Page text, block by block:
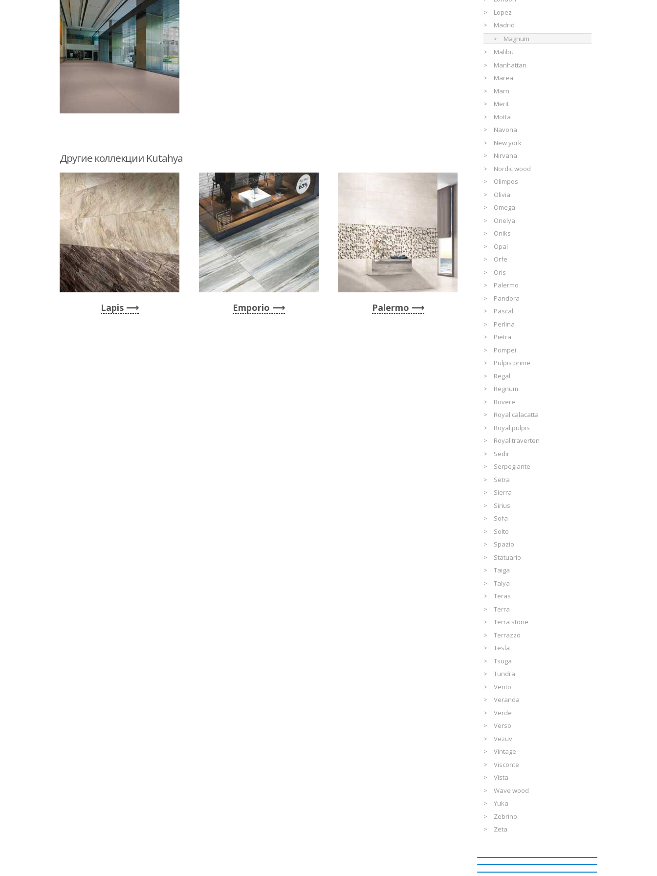
Другие коллекции Kutahya
Lapis Emporio Palermo
Lopez
Madrid
Magnum
Malibu
Manhattan
Marea
Marn
Merit
Motta
Navona
New york
Nirvana
Nordic wood
Olimpos
Olivia
Omega
Onelya
Oniks
Opal
Orfe
Oris
Palermo
Pandora
Pascal
Perlina
Pietra
Pompei
Pulpis prime
Regal
Regnum
Rovere
Royal calacatta
Royal pulpis
Royal traverten
Sedir
Serpegiante
Setra
Sierra
Sirius
Sofa
Solto
Spazio
Statuario
Taiga
Talya
Teras
Terra
Terra stone
Terrazzo
Tesla
Tsuga
Tundra
Vento
Veranda
Verde
Verso
Vezuv
Vintage
Visconte
Vista
Wave wood
Yuka
Zebrino
Zeta